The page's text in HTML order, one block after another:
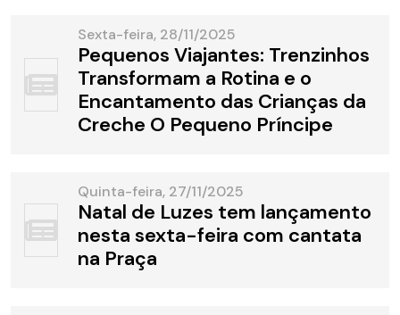
Sexta-feira, 28/11/2025
Pequenos Viajantes: Trenzinhos
Transformam a Rotina e o
Encantamento das Crianças da
Creche O Pequeno Príncipe
Quinta-feira, 27/11/2025
Natal de Luzes tem lançamento
nesta sexta-feira com cantata
na Praça